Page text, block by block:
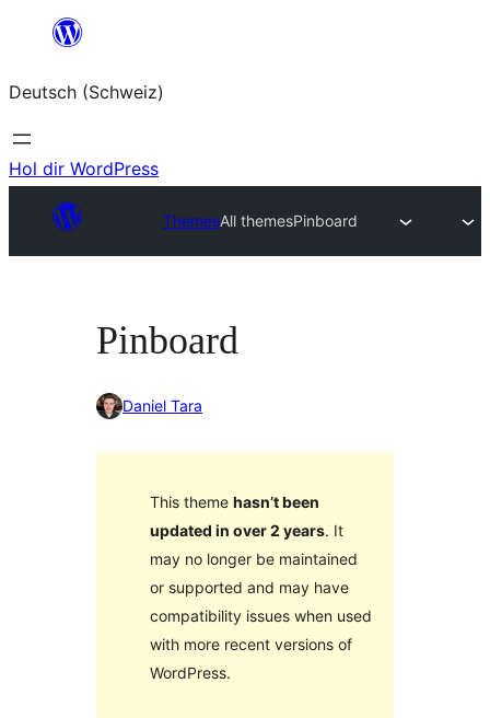
springen
Deutsch (Schweiz)
Hol dir WordPress
ThemesAll themesPinboard
Pinboard
Daniel Tara
This theme hasn’t been
updated in over 2 years. It
may no longer be maintained
or supported and may have
compatibility issues when used
with more recent versions of
WordPress.